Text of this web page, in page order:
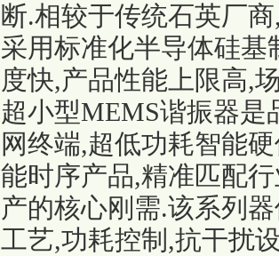
断.相较于传统石英厂
采用标准化半导体硅
度快,产品性能上限高,
超小型MEMS谐振器
网终端,超低功耗智能
能时序产品,精准匹配
产的核心刚需.该系列
工艺,功耗控制,抗干扰